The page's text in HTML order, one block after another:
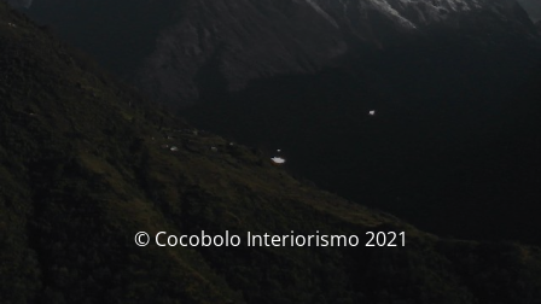
© Cocobolo Interiorismo 2021